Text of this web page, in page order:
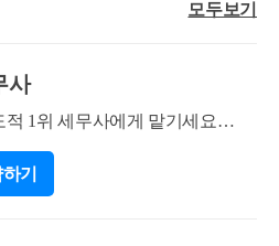
해당하여 12억 이하까지는
모두보기
사
1위 세무사에게 맡기세요!
기